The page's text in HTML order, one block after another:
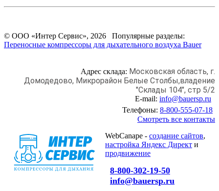
© ООО «Интер Сервис», 2026 Популярные разделы:
Переносные компрессоры для дыхательного воздуха Bauer
Адрес склада: Московская область, г.
Домодедово, Микрорайон Белые Столбы,владение
"Склады 104", стр 5/2
E-mail: info@bauersp.ru
Телефоны: 8-800-555-07-18
Смотреть все контакты
WebCanape - создание сайтов,
настройка Яндекс Директ и
продвижение
8-800-302-19-50
info@bauersp.ru